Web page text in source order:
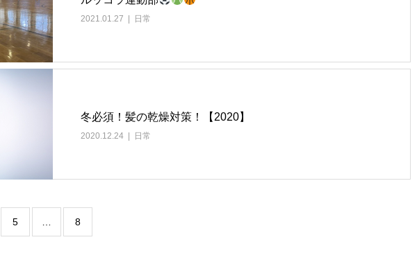
2021.01.27 日常
冬必須！髪の乾燥対策！【2020】
2020.12.24 日常
5 8